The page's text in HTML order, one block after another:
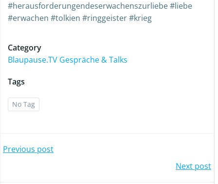
#herausforderungendeserwachenszurliebe #liebe
#erwachen #tolkien #ringgeister #krieg
Category
Blaupause.TV Gespräche & Talks
Tags
No Tag
Previous post
Next post